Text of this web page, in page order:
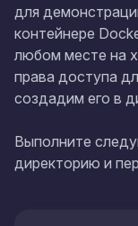
для
контейнере
любом месте на
права доступа
создадим его в
Выполните
директорию и